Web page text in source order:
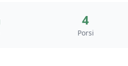
4
Porsi